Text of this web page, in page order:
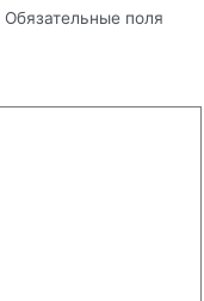
Обязательные поля